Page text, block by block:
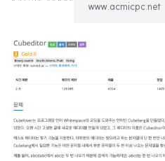
www.acmicpc.net